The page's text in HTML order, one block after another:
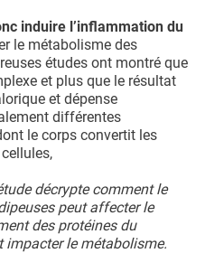
induire l’inflammation du
le métabolisme des
études ont montré que
et plus que le résultat
et dépense
différentes
le corps convertit les
décrypte comment le
peut affecter le
des protéines du
impacter le métabolisme.